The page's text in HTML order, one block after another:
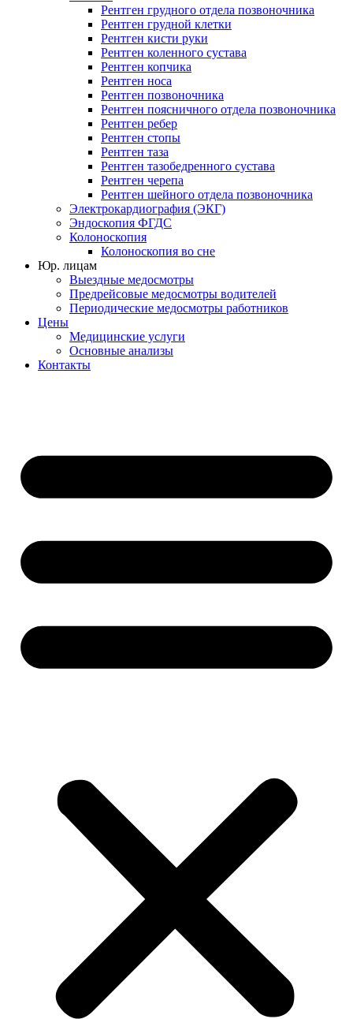
Рентген грудного отдела позвоночника
Рентген грудной клетки
Рентген кисти руки
Рентген коленного сустава
Рентген копчика
Рентген носа
Рентген позвоночника
Рентген поясничного отдела позвоночника
Рентген ребер
Рентген стопы
Рентген таза
Рентген тазобедренного сустава
Рентген черепа
Рентген шейного отдела позвоночника
Электрокардиография (ЭКГ)
Эндоскопия ФГДС
Колоноскопия
Колоноскопия во сне
Юр. лицам
Выездные медосмотры
Предрейсовые медосмотры водителей
Периодические медосмотры работников
Цены
Медицинские услуги
Основные анализы
Контакты